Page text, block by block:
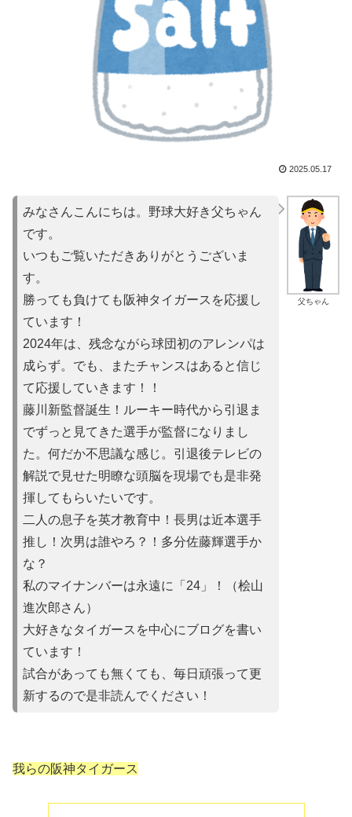
2025.05.17
父ちゃん
みなさんこんにちは。野球大好き父ちゃん
です。
いつもご覧いただきありがとうございま
す。
勝っても負けても阪神タイガースを応援し
ています！
2024年は、残念ながら球団初のアレンパは
成らず。でも、またチャンスはあると信じ
て応援していきます！！
藤川新監督誕生！ルーキー時代から引退ま
でずっと見てきた選手が監督になりまし
た。何だか不思議な感じ。引退後テレビの
解説で見せた明瞭な頭脳を現場でも是非発
揮してもらいたいです。
二人の息子を英才教育中！長男は近本選手
推し！次男は誰やろ？！多分佐藤輝選手か
な？
私のマイナンバーは永遠に「24」！（桧山
進次郎さん）
大好きなタイガースを中心にブログを書い
ています！
試合があって も無くても、毎日頑張って更
新するので是非読んでください！
我らの阪神タイガース